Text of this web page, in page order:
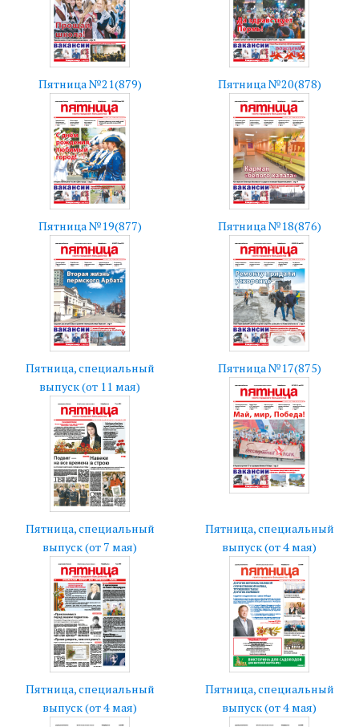
Пятница №21(879) Пятница №20(878)
Пятница №19(877) Пятница №18(876)
Пятница, специальный
выпуск (от 11 мая)
Пятница №17(875)
Пятница, специальный
выпуск (от 7 мая)
Пятница, специальный
выпуск (от 4 мая)
Пятница, специальный
выпуск (от 4 мая)
Пятница, специальный
выпуск (от 4 мая)